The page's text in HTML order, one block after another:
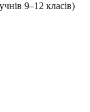
9–12 класів)